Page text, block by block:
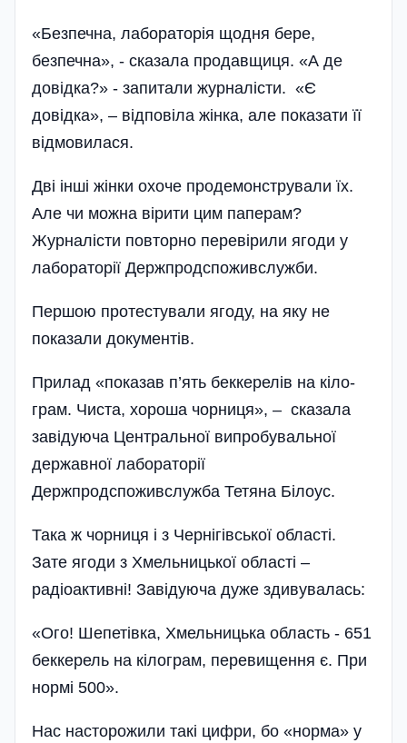
«Безпечна, лабораторія щодня бере,
безпечна», - сказала продавщиця. «А де
довідка?» - запитали журналісти. «Є
довідка», – відповіла жінка, але показати її
відмовилася.
Дві інші жінки охоче продемонстрували їх.
Але чи можна вірити цим паперам?
Журналісти повторно перевірили ягоди у
лабораторії Держпродспоживслужби.
Першою протестували ягоду, на яку не
показали документів.
Прилад «показав п’ять бек­­керелів на кіло­
грам. Чиста, хороша чорниця», – сказала
завідуюча Центральної випробувальної
державної лабораторії
Держпродспоживслужба Тетяна Білоус.
Така ж чорниця і з Чернігівської області.
Зате ягоди з Хмельницької області –
радіоактивні! Завідуюча дуже здивувалась:
«Ого! Шепетівка, Хмельницька область - 651
беккерель на кілограм, перевищення є. При
нормі 500».
Нас насторожили такі цифри, бо «норма» у